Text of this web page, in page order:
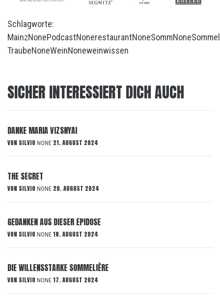
Schlagworte:
MainzNonePodcastNonerestaurantNoneSommNone
TraubeNoneWeinNoneweinwissen
SICHER INTERESSIERT DICH AUCH
DANKE MARIA VIZSNYAI
VON SILVIO NONE 21. AUGUST 2024
THE SECRET
VON SILVIO NONE 20. AUGUST 2024
GEDANKEN AUS DIESER EPIDOSE
VON SILVIO NONE 18. AUGUST 2024
DIE WILLENSSTARKE SOMMELIÈRE
VON SILVIO NONE 17. AUGUST 2024